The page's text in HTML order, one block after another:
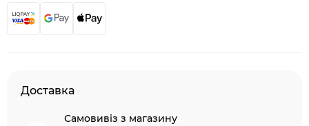
Доставка
Самовивіз з магазину